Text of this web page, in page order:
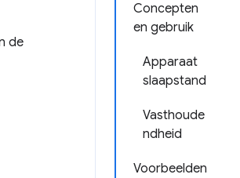
Concepten
en gebruik
Apparaat
slaapstand
Vasthoude
ndheid
Voorbeelden
de